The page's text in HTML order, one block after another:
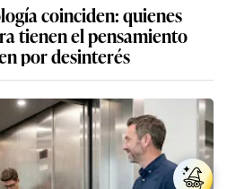
coinciden: quienes
tienen el pensamiento
por desinterés